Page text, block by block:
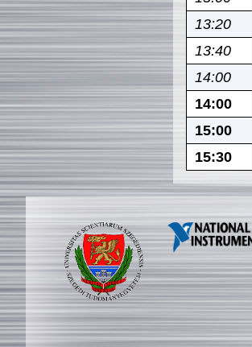
13:20
13:40
14:00
14:00
15:00
15:30